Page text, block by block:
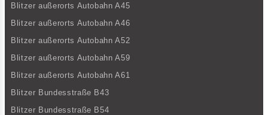
Blitzer außerorts Autobahn A45
Blitzer außerorts Autobahn A46
Blitzer außerorts Autobahn A52
Blitzer außerorts Autobahn A59
Blitzer außerorts Autobahn A61
Blitzer Bundesstraße B43
Blitzer Bundesstraße B54